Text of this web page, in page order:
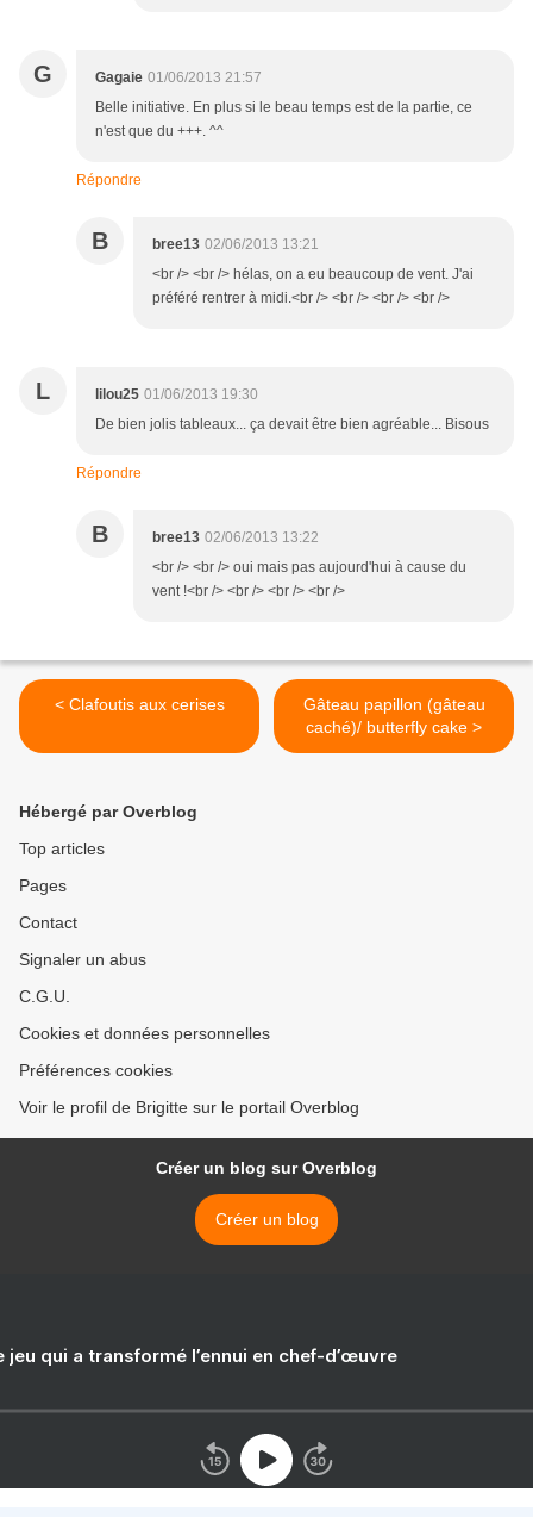
G Gagaie 01/06/2013 21:57
Belle initiative. En plus si le beau temps est de la partie, ce
n'est que du +++. ^^
Répondre
B bree13 02/06/2013 13:21
<br /> <br /> hélas, on a eu beaucoup de vent. J'ai
préféré rentrer à midi.<br /> <br /> <br /> <br />
L lilou25 01/06/2013 19:30
De bien jolis tableaux... ça devait être bien agréable... Bisous
Répondre
B bree13 02/06/2013 13:22
<br /> <br /> oui mais pas aujourd'hui à cause du
vent !<br /> <br /> <br /> <br />
< Clafoutis aux cerises
Gâteau papillon (gâteau
caché)/ butterfly cake >
Hébergé par Overblog
Top articles
Pages
Contact
Signaler un abus
C.G.U.
Cookies et données personnelles
Préférences cookies
Voir le profil de Brigitte sur le portail Overblog
Créer un blog sur Overblog
Créer un blog
jeu qui a transformé l’ennui en chef-d’œuvre